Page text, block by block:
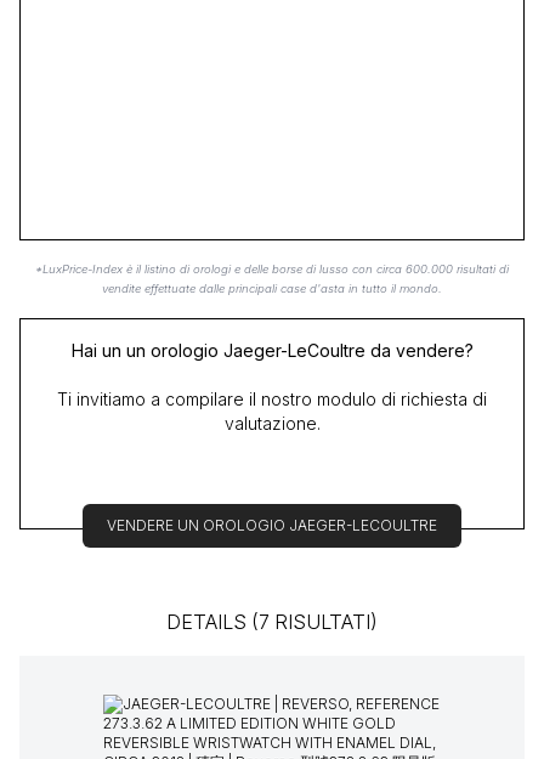
*LuxPrice-Index è il listino di orologi e delle borse di lusso con circa 600.000 risultati di
vendite effettuate dalle principali case d'asta in tutto il mondo.
Hai un un orologio Jaeger-LeCoultre da vendere?
Ti invitiamo a compilare il nostro modulo di richiesta di
valutazione.
VENDERE UN OROLOGIO JAEGER-LECOULTRE
DETAILS (7 RISULTATI)